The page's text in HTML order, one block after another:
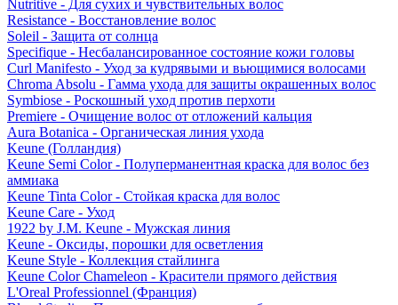
Nutritive - Для сухих и чувствительных волос
Resistance - Восстановление волос
Soleil - Защита от солнца
Specifique - Несбалансированное состояние кожи головы
Curl Manifesto - Уход за кудрявыми и вьющимися волосами
Chroma Absolu - Гамма ухода для защиты окрашенных волос
Symbiose - Роскошный уход против перхоти
Premiere - Очищение волос от отложений кальция
Aura Botanica - Органическая линия ухода
Keune (Голландия)
Keune Semi Color - Полуперманентная краска для волос без
аммиака
Keune Tinta Color - Стойкая краска для волос
Keune Care - Уход
1922 by J.M. Keune - Мужская линия
Keune - Оксиды, порошки для осветления
Keune Style - Коллекция стайлинга
Keune Color Chameleon - Красители прямого действия
L'Oreal Professionnel (Франция)